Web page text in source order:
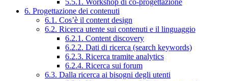
5.5.1. Workshop di co-progettazione
6. Progettazione dei contenuti
6.1. Cos’è il content design
6.2. Ricerca utente sui contenuti e il linguaggio
6.2.1. Content discovery
6.2.2. Dati di ricerca (search keywords)
6.2.3. Ricerca tramite analytics
6.2.4. Ricerca sui forum
6.3. Dalla ricerca ai bisogni degli utenti